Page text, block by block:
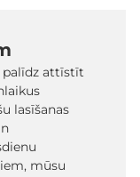
palīdz attīstīt
lasīšanas
mūsu